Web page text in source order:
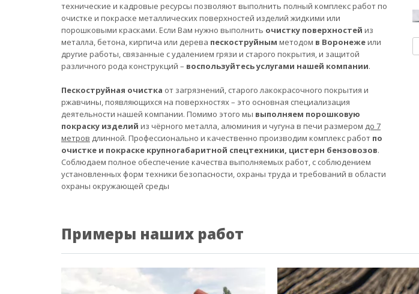
технические и кадровые ресурсы позволяют выполнить полный комплекс работ по
очистке и покраске металлических поверхностей изделий жидкими или
порошковыми красками. Если Вам нужно выполнить очистку поверхностей из
металла, бетона, кирпича или дерева пескоструйным методом в Воронежеили
другие работы, связанные с удалением грязи и старого покрытия, и защитой
различного рода конструкций – воспользуйтесь услугами нашей компании.
Пескоструйная очистка от загрязнений, старого лакокрасочного покрытия и
ржавчины, появляющихся на поверхностях – это основная специализация
деятельности нашей компании. Помимо этого мы выполняем порошковую
покраску изделий из чёрного металла, алюминия и чугуна в печи размером до 7
метров длинной. Профессионально и качественно производим комплекс работ по
очистке и покраске крупногабаритной спецтехники, цистерн бензовозов.
Соблюдаем полное обеспечение качества выполняемых работ, с соблюдением
установленных форм техники безопасности, охраны труда и требований в области
охраны окружающей среды
Примеры наших работ